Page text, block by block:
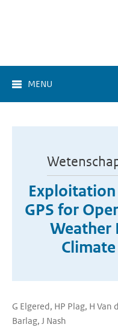
MENU
GPS for
Weather
G Elgered, HP Plag, H Van
Barlag, J Nash